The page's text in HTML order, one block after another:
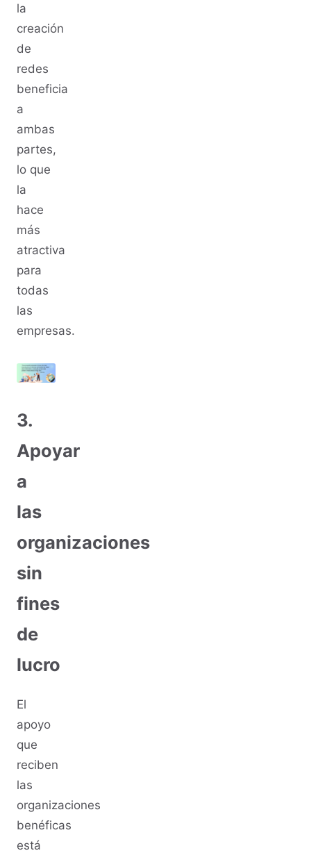
la
creación
de
redes
beneficia
a
ambas
partes,
lo que
la
hace
más
atractiva
para
todas
las
empresas.
3.
Apoyar
a
las
organizaciones
sin
fines
de
lucro
El
apoyo
que
reciben
las
organizaciones
benéficas
está